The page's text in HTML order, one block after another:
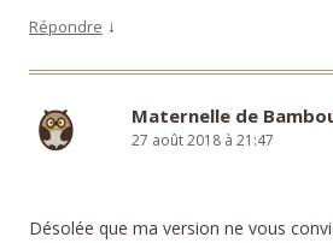
Répondre ↓
Maternelle de
27 août 2018 à 21:47
Désolée que ma version ne vous